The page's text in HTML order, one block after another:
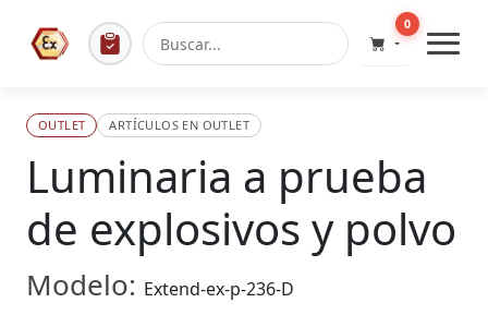
0
OUTLET ARTÍCULOS EN OUTLET
Luminaria a prueba
de explosivos y polvo
Modelo: Extend-ex-p-236-D